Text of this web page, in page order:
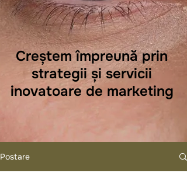
Creștem împreună prin
strategii și servicii
inovatoare de marketing
Postare